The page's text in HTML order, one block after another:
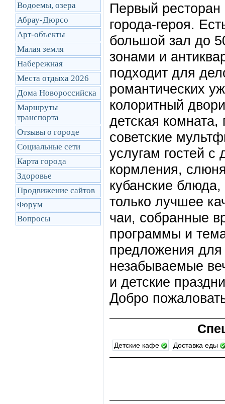
Водоемы, озера
Абрау-Дюрсо
Арт-объекты
Малая земля
Набережная
Места отдыха 2026
Дома Новороссийска
Маршруты
транcпорта
Отзывы о городе
Социальные сети
Карта города
Здоровье
Продвижение сайтов
Форум
Вопросы
Первый ресторан
города-героя.
большой зал до
зонами и
подходит для
романтических
колоритный
детская
советские
услугам гостей
кормления,
кубанские
только лучшее
чаи, собранные
программы и
предложения для
незабываемые
и детские
Добро
Детские кафе Доставка еды